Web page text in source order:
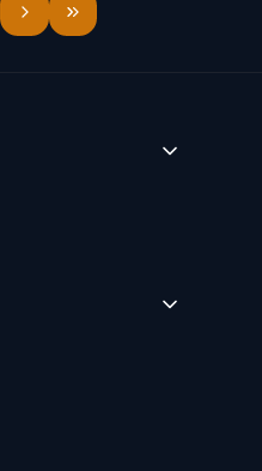
Przejdź do ostatniej